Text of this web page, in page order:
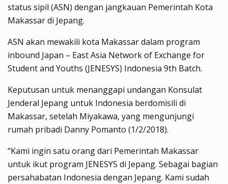
status sipil (ASN) dengan jangkauan Pemerintah Kota
Makassar di Jepang.
ASN akan mewakili kota Makassar dalam program
inbound Japan – East Asia Network of Exchange for
Student and Youths (JENESYS) Indonesia 9th Batch.
Keputusan untuk menanggapi undangan Konsulat
Jenderal Jepang untuk Indonesia berdomisili di
Makassar, setelah Miyakawa, yang mengunjungi
rumah pribadi Danny Pomanto (1/2/2018).
“Kami ingin satu orang dari Pemerintah Makassar
untuk ikut program JENESYS di Jepang. Sebagai bagian
persahabatan Indonesia dengan Jepang. Kami sudah